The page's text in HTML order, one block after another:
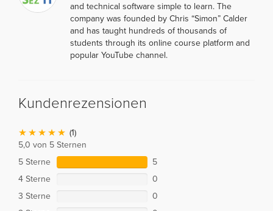
and technical software simple to learn. The
company was founded by Chris “Simon” Calder
and has taught hundreds of thousands of
students through its online course platform and
popular YouTube channel.
Kundenrezensionen
(1)
5,0 von 5 Sternen
5 Sterne
5
4 Sterne
0
3 Sterne
0